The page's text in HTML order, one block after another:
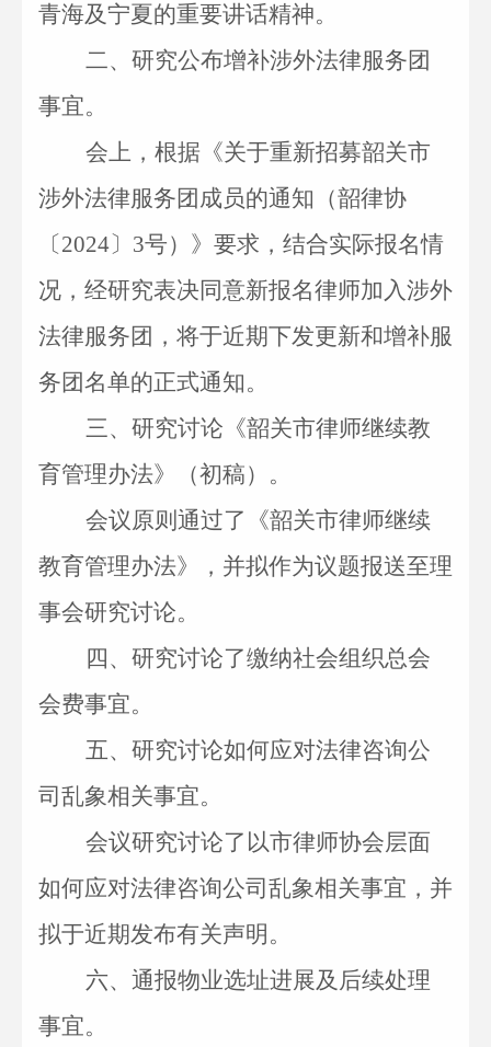
青海及宁夏的重要讲话精神。
二、 研究公布增补涉外法律服务团
事宜。
会上，根据《关于重新招募韶关市
涉外法律服务团成员的通知（韶律协
〔2024〕3号）》要求，结合实际报名情
况，经研究表决同意新报名律师加入涉外
法律服务团，将于近期下发更新和增补服
务团名单的正式通知。
三、 研究讨论《韶关市律师继续教
育管理办法》（初稿）。
会议原则通过了《韶关市律师继续
教育管理办法》，并拟作为议题报送至理
事会研究讨论。
四、 研究讨论了缴纳社会组织总会
会费事宜。
五、 研究讨论如何应对法律咨询公
司乱象相关事宜。
会议研究讨论了以市律师协会层面
如何应对法律咨询公司乱象相关事宜，并
拟于近期发布有关声明。
六、 通报物业选址进展及后续处理
事宜。